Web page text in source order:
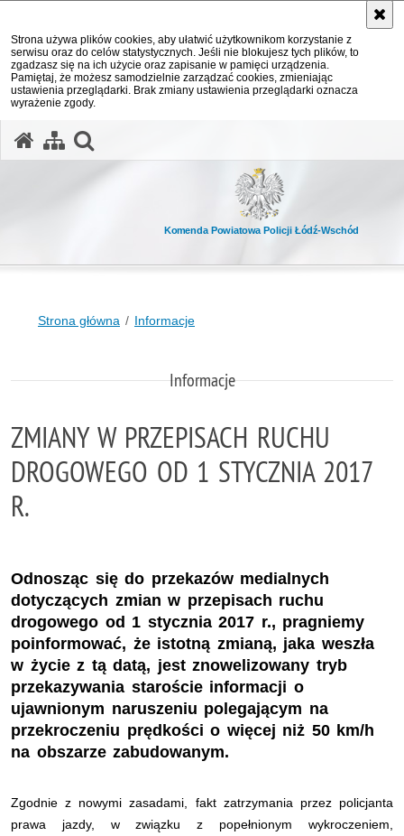
Strona używa plików cookies, aby ułatwić użytkownikom korzystanie z
serwisu oraz do celów statystycznych. Jeśli nie blokujesz tych plików, to
zgadzasz się na ich użycie oraz zapisanie w pamięci urządzenia.
Pamiętaj, że możesz samodzielnie zarządzać cookies, zmieniając
ustawienia przeglądarki. Brak zmiany ustawienia przeglądarki oznacza
wyrażenie zgody.
Komenda Powiatowa Policji Łódź-Wschód
Strona główna Informacje
Informacje
ZMIANY W PRZEPISACH RUCHU
DROGOWEGO OD 1 STYCZNIA 2017
R.
Odnosząc się do przekazów medialnych
dotyczących zmian w przepisach ruchu
drogowego od 1 stycznia 2017 r., pragniemy
poinformować, że istotną zmianą, jaka weszła
w życie z tą datą, jest znowelizowany tryb
przekazywania staroście informacji o
ujawnionym naruszeniu polegającym na
przekroczeniu prędkości o więcej niż 50 km/h
na obszarze zabudowanym.
Zgodnie z nowymi zasadami, fakt zatrzymania przez policjanta
prawa jazdy, w związku z popełnionym wykroczeniem,